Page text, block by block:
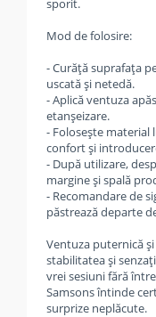
sporit.
Mod de folosire:
- Curăță suprafața
uscată și netedă.
- Aplică ventuza
etanșeizare.
- Folosește material
confort și
- După utilizare,
margine și spală
- Recomandare de
păstrează departe
Ventuza puternică
stabilitatea și
vrei sesiuni fără
Samsons întinde
surprize neplăcute.